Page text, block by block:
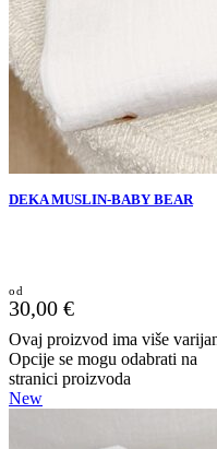
DEKA MUSLIN-BABY BEAR
30,00 €
Ovaj proizvod ima više
Opcije se mogu odabrati na
stranici proizvoda
New